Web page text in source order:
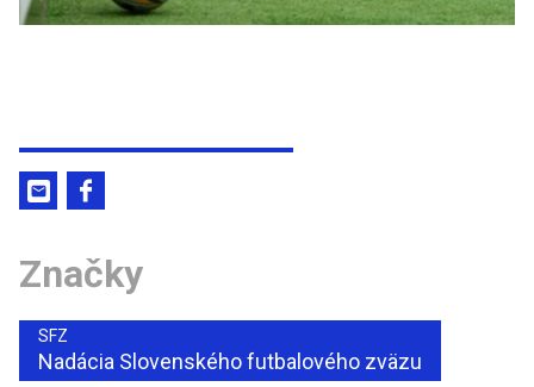
Značky
SFZ
Nadácia Slovenského futbalového zväzu